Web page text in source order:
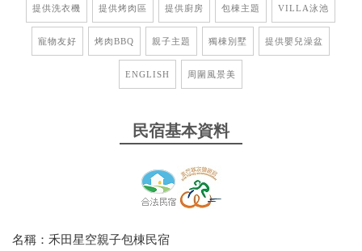
提供洗衣機 提供烤肉區 提供廚房 包棟主題 VILLA泳池
寵物友好 烤肉BBQ 親子主題 獨棟別墅 提供嬰兒澡盆
ENGLISH 周圍風景美
民宿基本資料
名稱：禾田星空親子包棟民宿